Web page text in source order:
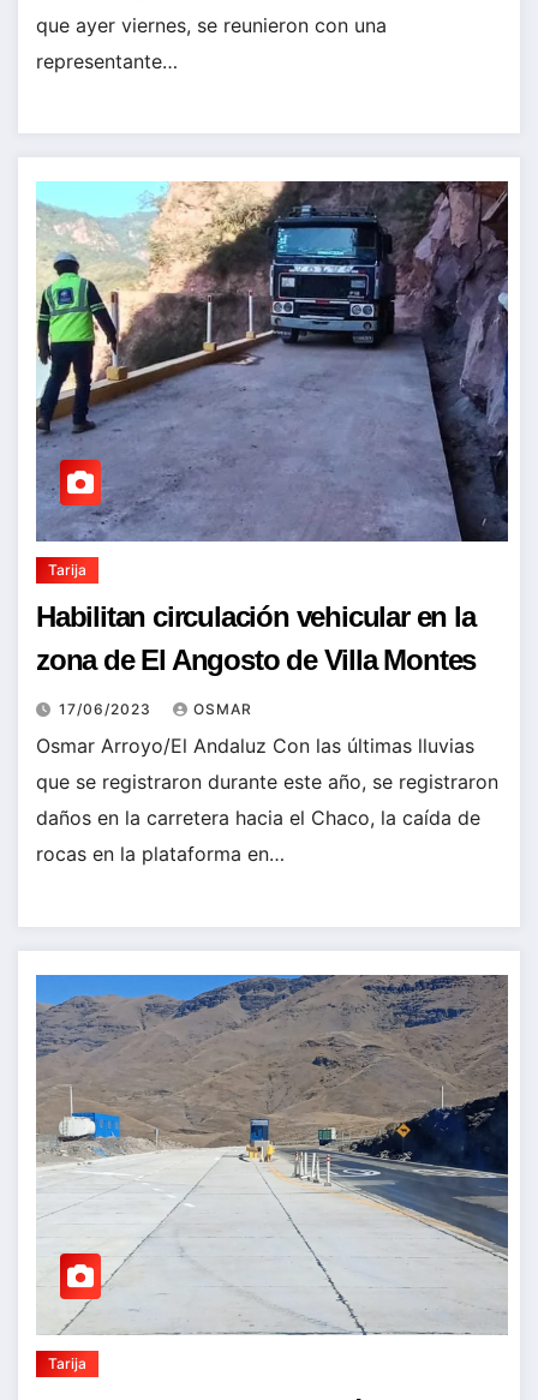
que ayer viernes, se reunieron con una
representante…
Tarija
Habilitan circulación vehicular en la
zona de El Angosto de Villa Montes
17/06/2023 OSMAR
Osmar Arroyo/El Andaluz Con las últimas lluvias
que se registraron durante este año, se registraron
daños en la carretera hacia el Chaco, la caída de
rocas en la plataforma en…
Tarija